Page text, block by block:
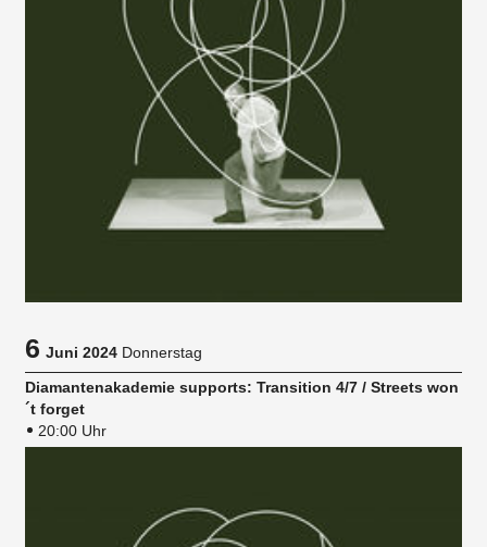
6Juni 2024 Donnerstag
Diamantenakademie supports: Transition 4/7 / Streets won
´t forget
20:00 Uhr